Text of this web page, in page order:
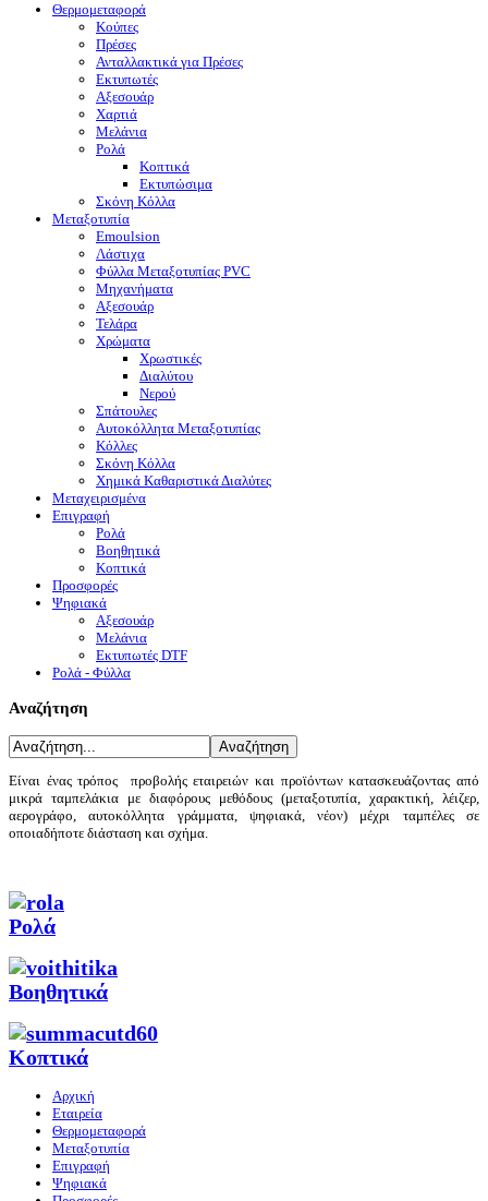
Θερμομεταφορά
Κούπες
Πρέσες
Ανταλλακτικά για Πρέσες
Εκτυπωτές
Αξεσουάρ
Χαρτιά
Μελάνια
Ρολά
Κοπτικά
Εκτυπώσιμα
Σκόνη Κόλλα
Μεταξοτυπία
Emoulsion
Λάστιχα
Φύλλα Μεταξοτυπίας PVC
Μηχανήματα
Αξεσουάρ
Τελάρα
Χρώματα
Χρωστικές
Διαλύτου
Νερού
Σπάτουλες
Αυτοκόλλητα Μεταξοτυπίας
Κόλλες
Σκόνη Κόλλα
Χημικά Καθαριστικά Διαλύτες
Μεταχειρισμένα
Επιγραφή
Ρολά
Βοηθητικά
Κοπτικά
Προσφορές
Ψηφιακά
Αξεσουάρ
Μελάνια
Eκτυπωτές DTF
Ρολά - Φύλλα
Αναζήτηση
Είναι ένας τρόπος προβολής εταιρειών και προϊόντων κατασκευάζοντας από
μικρά ταμπελάκια με διαφόρους μεθόδους (μεταξοτυπία, χαρακτική, λέιζερ,
αερογράφο, αυτοκόλλητα γράμματα, ψηφιακά, νέον) μέχρι ταμπέλες σε
οποιαδήποτε διάσταση και σχήμα.
Ρολά
Βοηθητικά
Κοπτικά
Αρχική
Εταιρεία
Θερμομεταφορά
Μεταξοτυπία
Επιγραφή
Ψηφιακά